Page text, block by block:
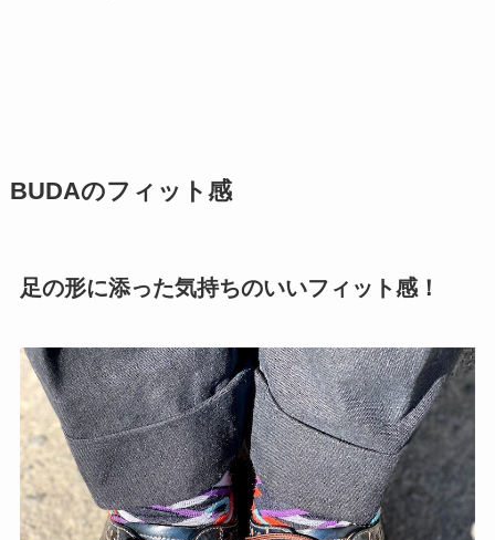
BUDAのフィット感
足の形に添った気持ちのいいフィット感！